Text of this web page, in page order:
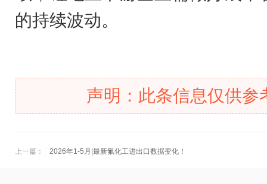
的持续波动。
声明：此条信息仅供
上一篇： 2026年1-5月|最新氟化工进出口数据变化！